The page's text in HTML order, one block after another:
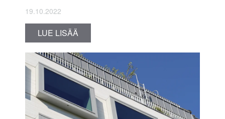
19.10.2022
LUE LISÄÄ